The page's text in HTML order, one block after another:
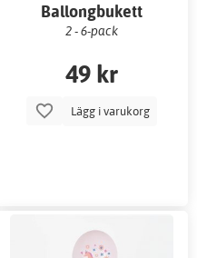
Ballongbukett
2 - 6-pack
49 kr
Lägg i varukorg